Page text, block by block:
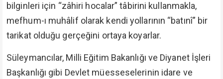
bilginleri için “zâhiri hocalar” tâbirini kullanmakla,
mefhum-ı muhâlif olarak kendi yollarının “batınî” bir
tarikat olduğu gerçeğini ortaya koyarlar.
Süleymancılar, Milli Eğitim Bakanlığı ve Diyanet İşleri
Başkanlığı gibi Devlet müesseselerinin idare ve